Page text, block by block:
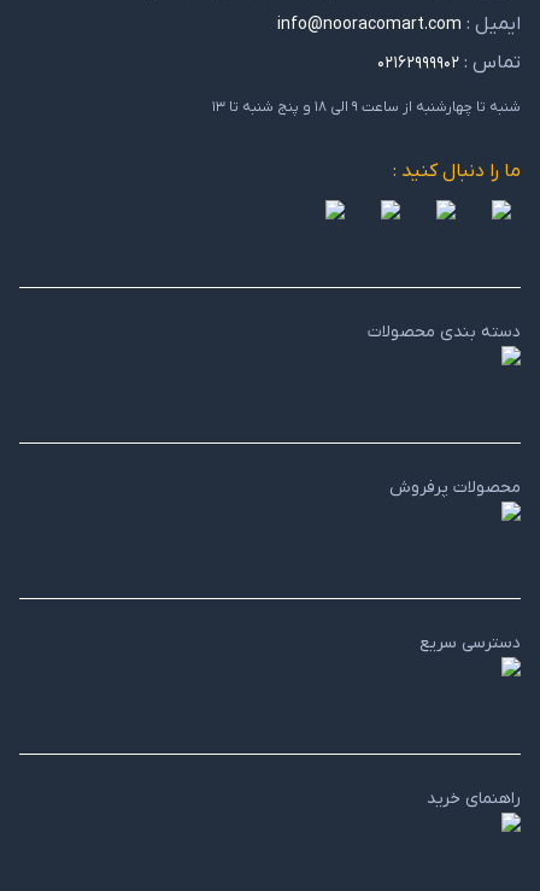
ایمیل : info@nooracomart.com
تماس : ۰۲۱۶۲۹۹۹۹۰۲
شنبه تا چهارشنبه از ساعت ۹ الی ۱۸ و پنج شنبه تا ۱۳
ما را دنبال کنید :
دسته بندی محصولات
محصولات پرفروش
دسترسی سریع
راهنمای خرید